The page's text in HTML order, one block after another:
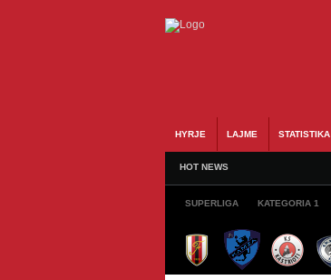
HYRJE LAJME STATISTIKA
HOT NEWS
SUPERLIGA KATEGORIA 1